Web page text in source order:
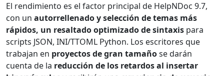
El rendimiento es el factor principal de HelpNDoc 9.7,
con un autorrellenado y selección de temas más
rápidos, un resaltado optimizado de sintaxis para
scripts JSON, INI/TTOML Python. Los escritores que
trabajan en proyectos de gran tamañose darán
cuenta de la reducción de los retardos al insertar